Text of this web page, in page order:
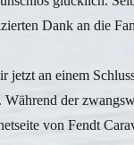
Dank an die
jetzt an einem
der
von Fendt